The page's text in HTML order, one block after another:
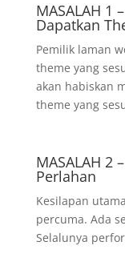
MASALAH 1
Dapatkan
Pemilik laman
theme yang
akan habiskan
theme yang
MASALAH 2
Perlahan
Kesilapan
percuma. Ada
Selalunya